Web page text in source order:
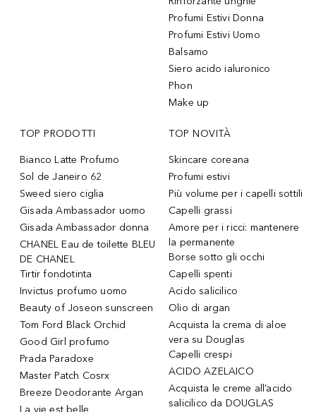
Profumi Estivi Donna
Profumi Estivi Uomo
Balsamo
Siero acido ialuronico
Phon
Make up
TOP PRODOTTI
Bianco Latte Profumo
Sol de Janeiro 62
Sweed siero ciglia
Gisada Ambassador uomo
Gisada Ambassador donna
CHANEL Eau de toilette BLEU
DE CHANEL
Tirtir fondotinta
Invictus profumo uomo
Beauty of Joseon sunscreen
Tom Ford Black Orchid
Good Girl profumo
Prada Paradoxe
Master Patch Cosrx
Breeze Deodorante Argan
TOP NOVITÀ
Skincare coreana
Profumi estivi
Più volume per i capelli sottili
Capelli grassi
Amore per i ricci: mantenere
la permanente
Borse sotto gli occhi
Capelli spenti
Acido salicilico
Olio di argan
Acquista la crema di aloe
vera su Douglas
Capelli crespi
ACIDO AZELAICO
Acquista le creme all’acido
salicilico da DOUGLAS